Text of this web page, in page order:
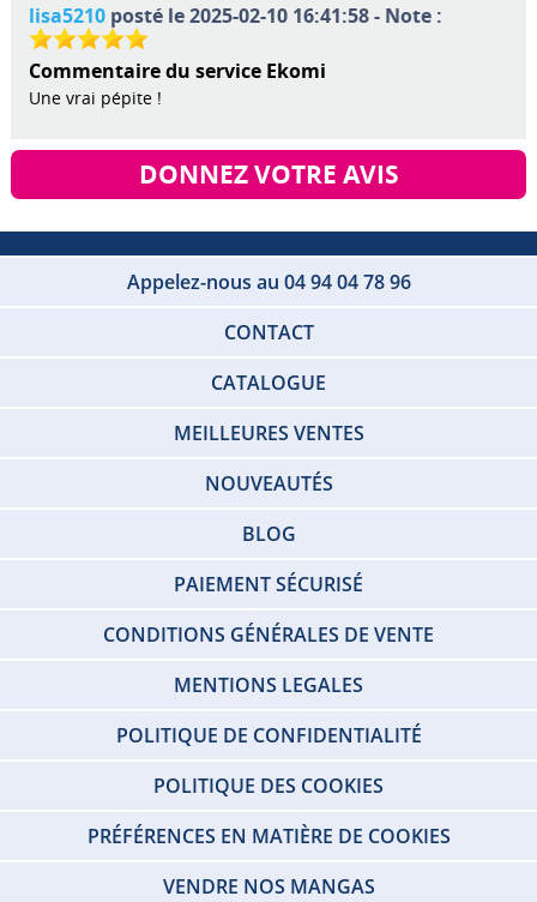
lisa5210posté le 2025-02-10 16:41:58 - Note :
Commentaire du service Ekomi
Une vrai pépite !
DONNEZ VOTRE AVIS
Appelez-nous au 04 94 04 78 96
CONTACT
CATALOGUE
MEILLEURES VENTES
NOUVEAUTÉS
BLOG
PAIEMENT SÉCURISÉ
CONDITIONS GÉNÉRALES DE VENTE
MENTIONS LEGALES
POLITIQUE DE CONFIDENTIALITÉ
POLITIQUE DES COOKIES
PRÉFÉRENCES EN MATIÈRE DE COOKIES
VENDRE NOS MANGAS